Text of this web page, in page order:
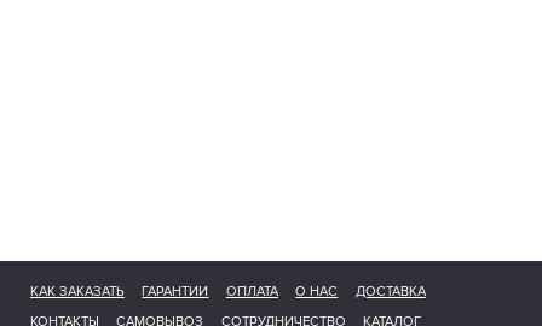
КАК ЗАКАЗАТЬ ГАРАНТИИ ОПЛАТА О НАС
ДОСТАВКА
КОНТАКТЫ
САМОВЫВОЗ СОТРУДНИЧЕСТВО КАТАЛОГ